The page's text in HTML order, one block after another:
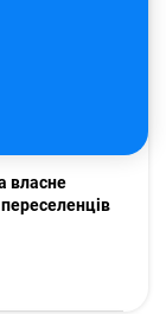
власне
переселенців